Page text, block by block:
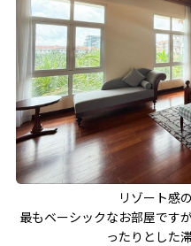
リゾート感
最もベーシックなお部屋です
ったりとした